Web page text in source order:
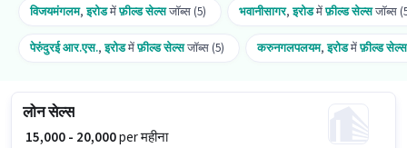
विजयमंगलम,इरोडमेंफ़ील्ड सेल्सजॉब्स (5) भवानीसागर,इरोडमेंफ़ील्ड सेल्सजॉब्स
पेरुंदुरई आर.एस.,इरोडमेंफ़ील्ड सेल्सजॉब्स (5) करुनगलपलयम,इरोडमेंफ़ील्ड सेल्स
लोन सेल्स
₹ 15,000 - 20,000per महीना